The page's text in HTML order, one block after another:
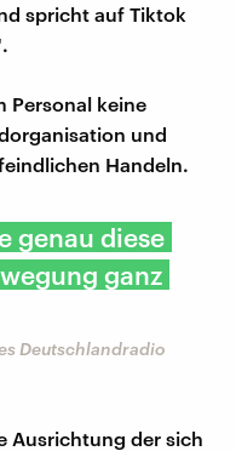
spricht auf Tiktok
Personal keine
und
Handeln.
genau diese
ganz
Deutschlandradio
Ausrichtung der sich